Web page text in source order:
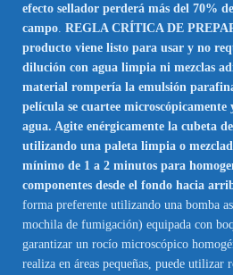
efecto sellador perderá más del 70%
campo REGLA CRÍTICA DE
producto viene listo para usar y no
dilución con agua limpia ni mezclas
material rompería la emulsión
película se cuartee microscópicamente
agua. Agite enérgicamente la cubeta
utilizando una paleta limpia o
mínimo de 1 a 2 minutos para
componentes desde el fondo hacia
forma preferente utilizando una bomba
mochila de fumigación) equipada con
garantizar un rocío microscópico
realiza en áreas pequeñas, puede utilizar